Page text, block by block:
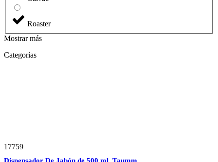
Roaster
Mostrar más
Categorías
17759
Dispensador De Jabón de 500 ml. Taumm